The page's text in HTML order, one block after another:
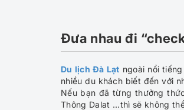
Đưa nhau đi
Du lịch Đà Lạt ngoài nổi
nhiều du khách biết đến với
Nếu bạn đã từng thưởng
Thông Dalat ...thì sẽ không